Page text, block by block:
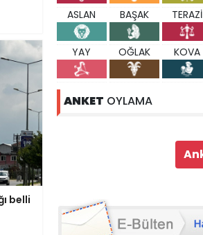
belli
ASLAN BAŞAK TERAZİ
YAY OĞLAK KOVA
ANKET OYLAMA